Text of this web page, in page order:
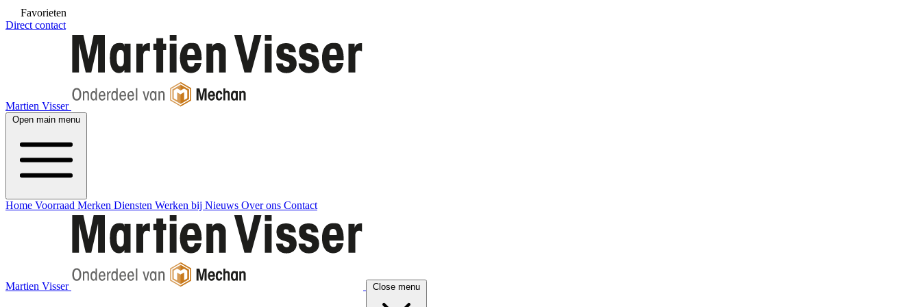
Favorieten
Direct contact
Martien Visser
Open main menu
Home Voorraad Merken Diensten Werken bij Nieuws Over ons Contact
Martien Visser Close menu